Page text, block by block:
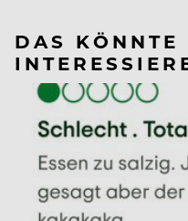
DAS